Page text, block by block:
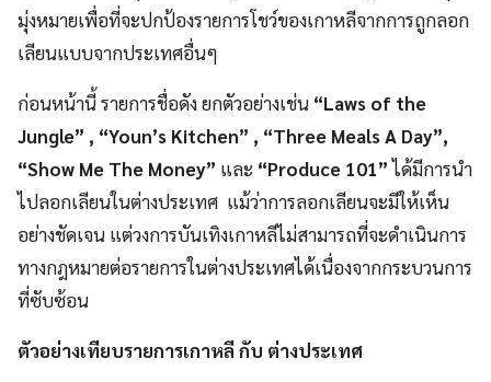
มุ่งหมายเพื่อที่จะปกป้องรายการโชว์ของเกาหลีจากการถูกลอก
เลียนแบบจากประเทศอื่นๆ
ก่อนหน้านี้ รายการชื่อดัง ยกตัวอย่างเช่น “Laws of the
Jungle” , “Youn’s Kitchen” , “Three Meals A Day”,
“Show Me The Money” และ “Produce 101”ได้มีการนำ
ไปลอกเลียนในต่างประเทศ แม้ว่าการลอกเลียนจะมีให้เห็น
อย่างชัดเจน แต่วงการบันเทิงเกาหลีไม่สามารถที่จะดำเนินการ
ทางกฎหมายต่อรายการในต่างประเทศได้เนื่องจากกระบวนการ
ที่ซับซ้อน
ตัวอย่างเทียบรายการเกาหลี กับ ต่างประเทศ